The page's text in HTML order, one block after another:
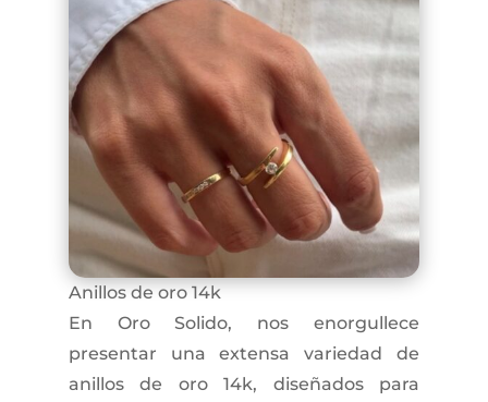
Anillos de oro 14k
En Oro Solido, nos enorgullece
presentar una extensa variedad de
anillos de oro 14k, diseñados para